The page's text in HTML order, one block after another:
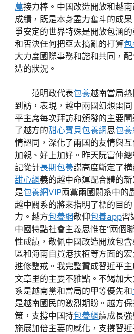
薦接力棒。中國改造開放和越
成績，既是本身盡力奮斗的成
爭安定的世界特殊是開放包涵
和否決任何把亞太搞亂的打算包
大力度國際事務和諧和共同，
遭的狀況。
范明政代表包養越南當局
到訪，表現，越中兩國幻想雷
平主席每次拜訪和頒發的主要
了越方的甜心寶貝包養網思包養
情認同，深化了兩國的友情與
加親、好上加好。昨天阮富仲
記從計長期包養謀高度斷定了
甜心網義的越中命運配合體的新
是包養網VIP兩黨兩國關系中的
越中關系的將來指明了標的目
力。越方包養網敬仰包養app習
中國特點社會主義思惟在“兩個
性成績，敬佩中國改造開放包含
區和海南自貿港扶植等方面的
進修鑒戒。我完整贊成習近平
文章里的主要不雅點。不竭加大
系是越南黨和當局的甲等優先和
是越南國民的激烈期盼。越方
策，支撐中國持包養網續成長
施展加倍主要的感化，支撐習近